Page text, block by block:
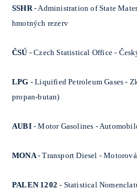
SSHR - Administration of State
hmotných rezerv
ČSÚ - Czech Statistical Office -
LPG - Liquified Petroleum Gases -
propan-butan)
AUBI - Motor Gasolines -
MONA- Transport Diesel -
PALEN 1202- Statistical